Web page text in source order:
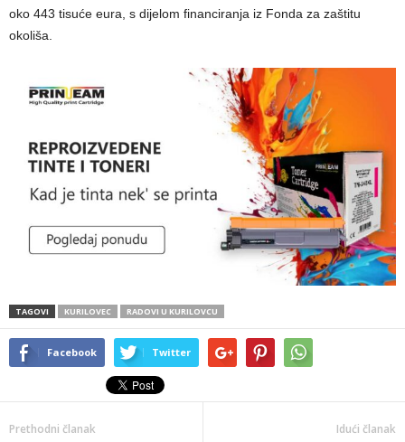
oko 443 tisuće eura, s dijelom financiranja iz Fonda za zaštitu
okoliša.
TAGOVI KURILOVEC RADOVI U KURILOVCU
Facebook Twitter
Prethodni članak Idući članak